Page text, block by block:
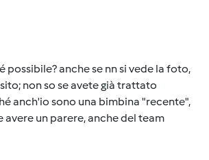
possibile? anche se nn si vede la foto,
non so se avete già trattato
anch'io sono una bimbina "recente",
avere un parere, anche del team